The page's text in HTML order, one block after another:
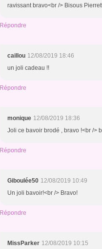
ravissant bravo<br /> Bisous
Répondre
caillou 12/08/2019 18:46
un joli cadeau !!
Répondre
monique 12/08/2019 18:36
Joli ce bavoir brodé , bravo !<br />
Répondre
Giboulée50 12/08/2019 10:49
Un joli bavoir!<br /> Bravo!
Répondre
MissParker 12/08/2019 10:15